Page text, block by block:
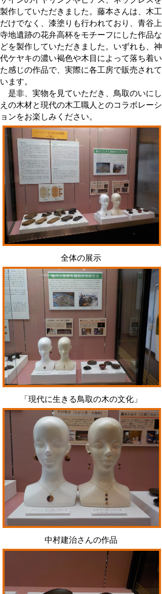
製作していただきました。藤本さんは、木工
だけでなく、漆塗りも行われており、青谷上
寺地遺跡の花弁高杯をモチーフにした作品な
どを製作していただきました。いずれも、神
代ケヤキの濃い褐色や木目によって落ち着い
た感じの作品で、実際に各工房で販売されて
います。
是非、実物を見ていただき、鳥取のいにし
えの木材と現代の木工職人とのコラボレーシ
ョンをお楽しみください。
全体の展示
「現代に生きる鳥取の木の文化」
中村建治さんの作品